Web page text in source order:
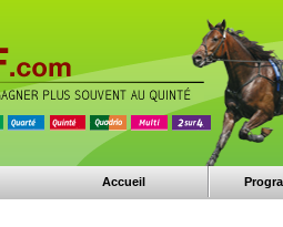
Accueil